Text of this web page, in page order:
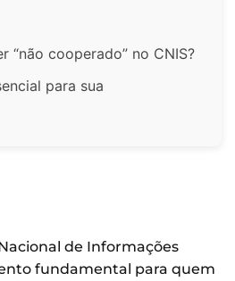
“não cooperado” no CNIS?
para sua
de Informações
fundamental para quem